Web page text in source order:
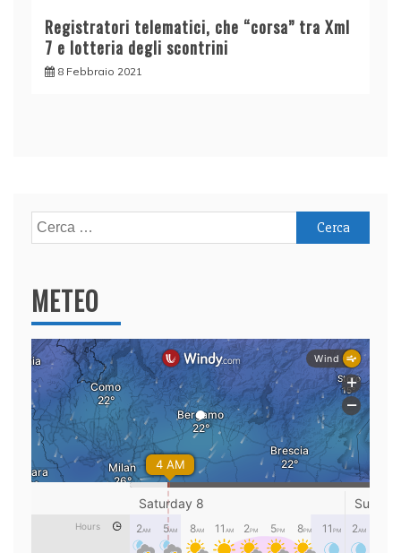
Registratori telematici, che “corsa” tra Xml
7 e lotteria degli scontrini
8 Febbraio 2021
Ricerca
per:
METEO